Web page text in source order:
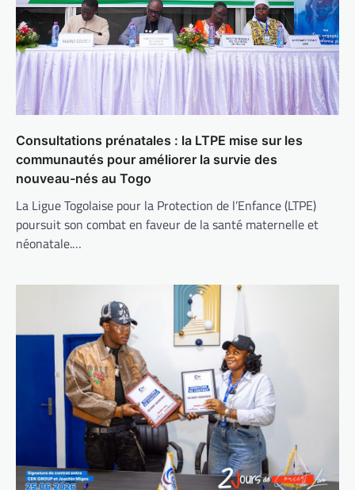
Consultations prénatales : la LTPE mise sur les
communautés pour améliorer la survie des
nouveau-nés au Togo
La Ligue Togolaise pour la Protection de l’Enfance (LTPE)
poursuit son combat en faveur de la santé maternelle et
néonatale.…